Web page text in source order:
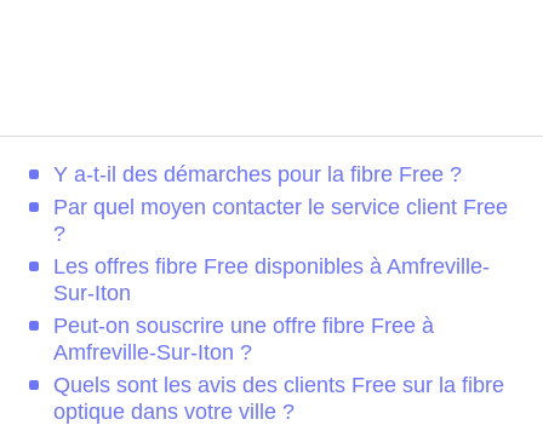
Y a-t-il des démarches pour la fibre Free ?
Par quel moyen contacter le service client Free
?
Les offres fibre Free disponibles à Amfreville-
Sur-Iton
Peut-on souscrire une offre fibre Free à
Amfreville-Sur-Iton ?
Quels sont les avis des clients Free sur la fibre
optique dans votre ville ?